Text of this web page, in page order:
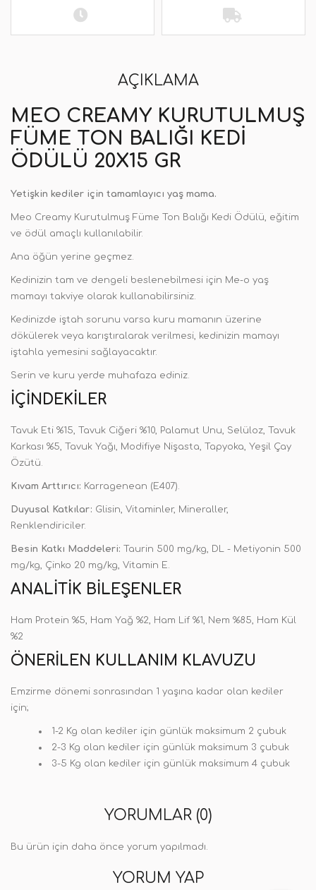
AÇIKLAMA
MEO CREAMY KURUTULMUŞ
FÜME TON BALIĞI KEDI
ÖDÜLÜ 20X15 GR
Yetişkin kediler için tamamlayıcı yaş mama.
Meo Creamy Kurutulmuş Füme Ton Balığı Kedi Ödülü, eğitim
ve ödül amaçlı kullanılabilir.
Ana öğün yerine geçmez.
Kedinizin tam ve dengeli beslenebilmesi için Me-o yaş
mamayı takviye olarak kullanabilirsiniz.
Kedinizde iştah sorunu varsa kuru mamanın üzerine
dökülerek veya karıştıralarak verilmesi, kedinizin mamayı
iştahla yemesini sağlayacaktır.
Serin ve kuru yerde muhafaza ediniz.
İÇINDEKILER
Tavuk Eti %15, Tavuk Ciğeri %10, Palamut Unu, Selüloz, Tavuk
Karkası %5, Tavuk Yağı, Modifiye Nişasta, Tapyoka, Yeşil Çay
Özütü.
Kıvam Arttırıcı: Karragenean (E407).
Duyusal Katkılar: Glisin, Vitaminler, Mineraller,
Renklendiriciler.
Besin Katkı Maddeleri: Taurin 500 mg/kg, DL - Metiyonin 500
mg/kg, Çinko 20 mg/kg, Vitamin E.
ANALITIK BILEŞENLER
Ham Protein %5, Ham Yağ %2, Ham Lif %1, Nem %85, Ham Kül
%2
ÖNERILEN KULLANIM KLAVUZU
Emzirme dönemi sonrasından 1 yaşına kadar olan kediler
için;
1-2 Kg olan kediler için günlük maksimum 2 çubuk
2-3 Kg olan kediler için günlük maksimum 3 çubuk
3-5 Kg olan kediler için günlük maksimum 4 çubuk
YORUMLAR (0)
Bu ürün için daha önce yorum yapılmadı.
YORUM YAP